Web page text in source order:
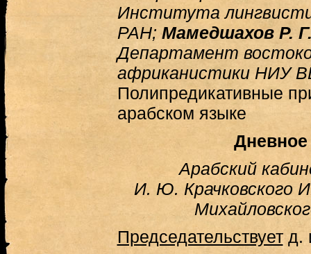
Института
РАН; Мамедшахов Р.
Департамент
африканистики НИУ
Полипредикативные
арабском языке
Дневное
Арабский
И. Ю. Крачковского
Председательствуетд.